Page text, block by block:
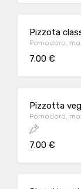
Pizzota
Pomodoro,
7.00 €
Pizzotta
Pomodoro,
7.00 €